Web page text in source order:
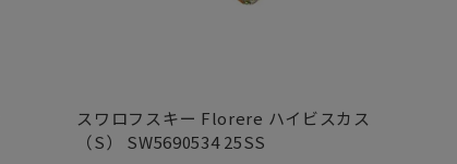
スワロフスキー Florere ハイビスカス
（S） SW5690534 25SS